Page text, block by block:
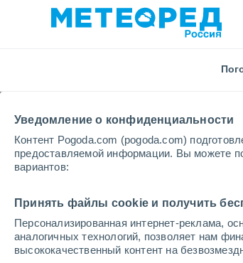
Уведомление о конфиденциальности
Контент Pogoda.com (pogoda.com)
предоставляемой информации. Вы можете
вариантов:
Принять файлы cookie и получить
Персонализированная интернет-реклама,
аналогичных технологий, позволяет нам
высококачественный контент на
Закрыта